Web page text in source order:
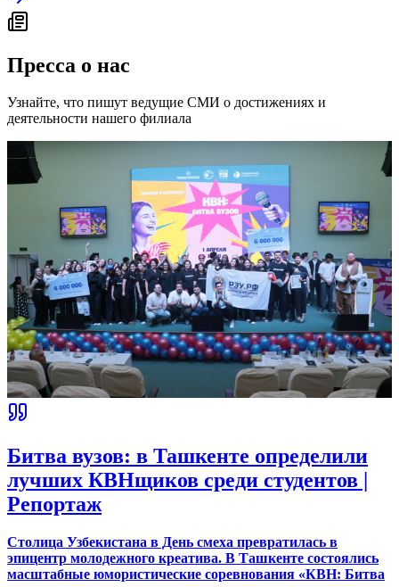
Пресса о нас
Узнайте, что пишут ведущие СМИ о достижениях и
деятельности нашего филиала
Битва вузов: в Ташкенте определили
лучших КВНщиков среди студентов |
Репортаж
Столица Узбекистана в День смеха превратилась в
эпицентр молодежного креатива. В Ташкенте состоялись
масштабные юмористические соревнования «КВН: Битва